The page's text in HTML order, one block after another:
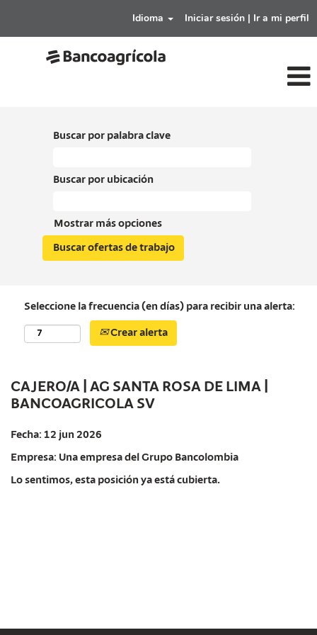
Idioma Iniciar sesión | Ir a mi perfil
Buscar por palabra clave
Buscar por ubicación
Mostrar más opciones
Seleccione la frecuencia (en días) para recibir una alerta:
Crear alerta
CAJERO/A | AG SANTA ROSA DE LIMA |
BANCOAGRICOLA SV
Fecha: 12 jun 2026
Empresa: Una empresa del Grupo Bancolombia
Lo sentimos, esta posición ya está cubierta.